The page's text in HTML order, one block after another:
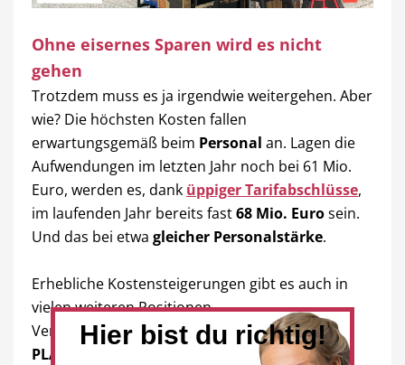
Ohne eisernes Sparen wird es nicht
gehen
Trotzdem muss es ja irgendwie weitergehen. Aber
wie? Die höchsten Kosten fallen
erwartungsgemäß beim Personal an. Lagen die
Aufwendungen im letzten Jahr noch bei 61 Mio.
Euro, werden es, dank üppiger Tarifabschlüsse,
im laufenden Jahr bereits fast68 Mio. Eurosein.
Und das bei etwa gleicher Personalstärke.
Erhebliche Kostensteigerungen gibt es auch in
vielen weiteren Positionen.
Verglichen wird derIST-Zustand 2022mit dem
PLAN 2027
Hier bist du richtig!